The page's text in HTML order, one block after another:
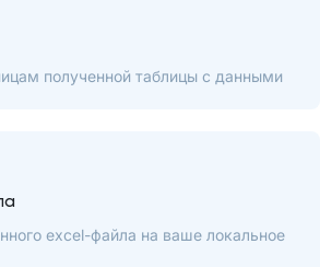
полученной таблицы с данными
excel-файла на ваше локальное